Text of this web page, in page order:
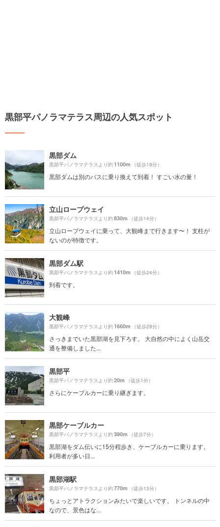
黒部平パノラマテラス周辺の人気スポット
黒部ダム
黒部平パノラマテラスより約1100m （徒歩19分）
黒部ダムは別のバスに乗り換えて到着！ すごい水の量！
立山ロープウェイ
黒部平パノラマテラスより約830m （徒歩14分）
立山ロープウェイに乗って、大観峰まで行きます〜！ 支柱が
ないのが特徴です。
黒部ダム駅
黒部平パノラマテラスより約1410m （徒歩24分）
到着です。
大観峰
黒部平パノラマテラスより約1660m （徒歩28分）
さっきまでいた黒部湖を見下ろす。 大自然の中によく山岳交
通を整備しました...
黒部平
黒部平パノラマテラスより約20m （徒歩1分）
さらにケーブルカーに乗り継ぎます。
黒部ケーブルカー
黒部平パノラマテラスより約390m （徒歩7分）
黒部湖をダム伝いに15分程歩き、ケーブルカーに乗ります。
利用者が多い日...
黒部湖駅
黒部平パノラマテラスより約770m （徒歩13分）
ちょっとアトラクションみたいで楽しいです。 トンネルの中
なので、景色はな...